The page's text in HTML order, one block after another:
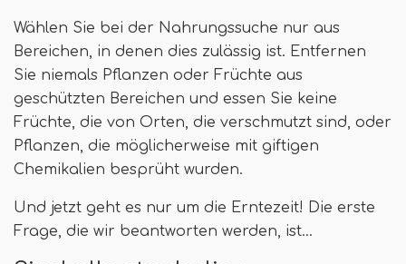
Wählen Sie bei der Nahrungssuche nur aus
Bereichen, in denen dies zulässig ist. Entfernen
Sie niemals Pflanzen oder Früchte aus
geschützten Bereichen und essen Sie keine
Früchte, die von Orten, die verschmutzt sind, oder
Pflanzen, die möglicherweise mit giftigen
Chemikalien besprüht wurden.
Und jetzt geht es nur um die Erntezeit! Die erste
Frage, die wir beantworten werden, ist…